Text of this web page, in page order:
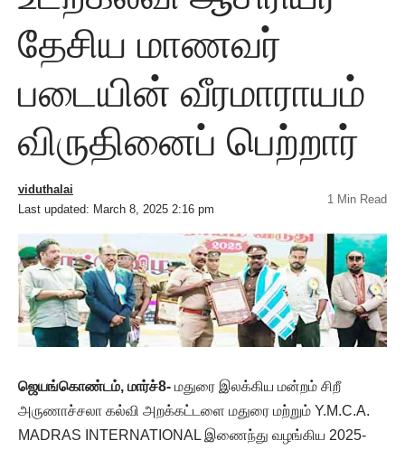
தேசிய மாணவர்
படையின் வீரமாராயம்
விருதினைப் பெற்றார்
Last updated: March 8, 2025 2:16 pm
viduthalai
1 Min Read
ஜெயங்கொண்டம், மார்ச்8- மதுரை இலக்கிய மன்றம் சிறீ
அருணாச்சலா கல்வி அறக்கட்டளை மதுரை மற்றும் Y.M.C.A.
MADRAS INTERNATIONAL இணைந்து வழங்கிய 2025-